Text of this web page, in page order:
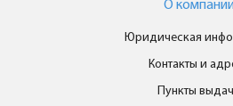
О компании
Юридическая
Контакты и
Пункты